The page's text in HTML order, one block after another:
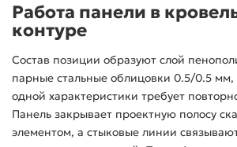
Работа панели в
контуре
Состав позиции образуют слой
парные стальные облицовки 0.5/0.5 мм,
одной характеристики требует
Панель закрывает проектную полосу
элементом, а стыковые линии